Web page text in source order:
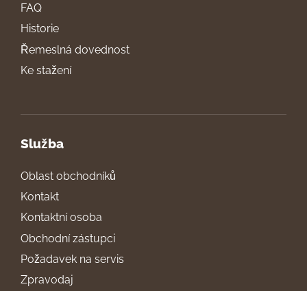
FAQ
Historie
Řemeslná dovednost
Ke stažení
Služba
Oblast obchodníků
Kontakt
Kontaktní osoba
Obchodní zástupci
Požadavek na servis
Zpravodaj